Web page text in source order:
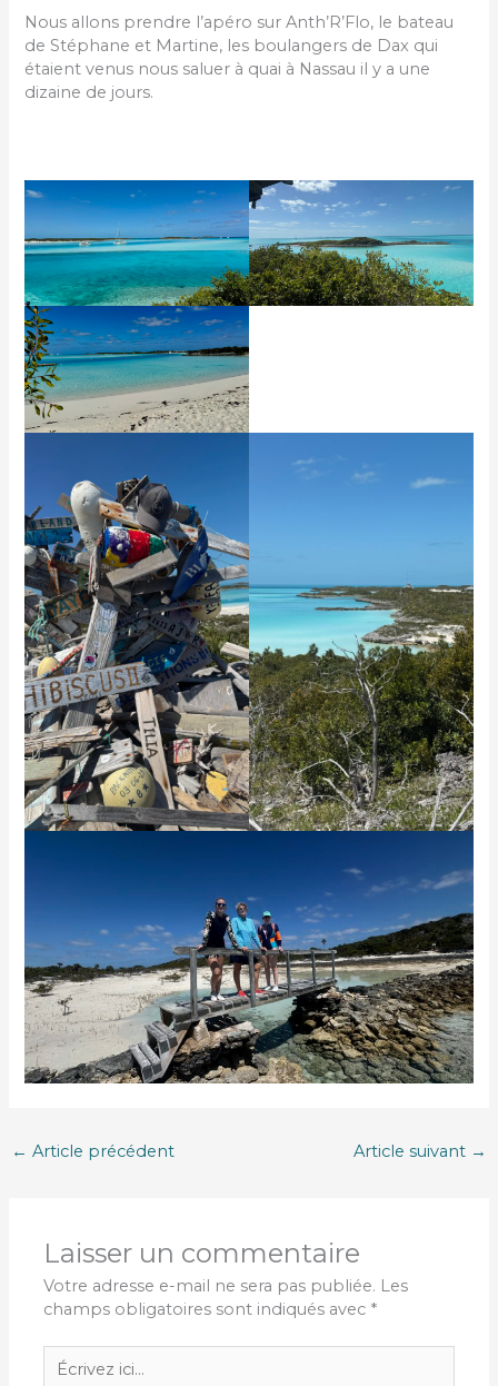
Nous allons prendre l’apéro sur Anth’R’Flo, le bateau
de Stéphane et Martine, les boulangers de Dax qui
étaient venus nous saluer à quai à Nassau il y a une
dizaine de jours.
← Article précédent Article suivant →
Laisser un commentaire
Votre adresse e-mail ne sera pas publiée. Les
champs obligatoires sont indiqués avec *
Écrivez
ici…